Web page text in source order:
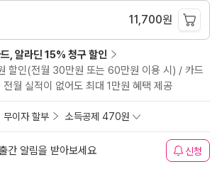
11,700원
, 알라딘 15% 청구 할인
할인(전월 30만원 또는 60만원 이용 시) / 카드
월 실적이 없어도 최대 1만원 혜택 제공
무이자 할부 소득공제 470원
간 알림을 받아보세요 신청